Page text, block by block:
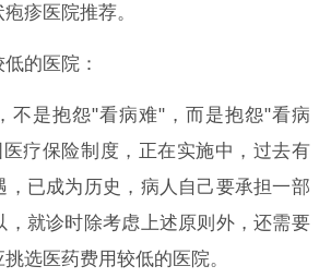
疹医院推荐。
的医院：
不是抱怨"看病难"，而是抱怨"看病
疗保险制度，正在实施中，过去有
，已成为历史，病人自己要承担一部
，就诊时除考虑上述原则外，还需要
选医药费用较低的医院。